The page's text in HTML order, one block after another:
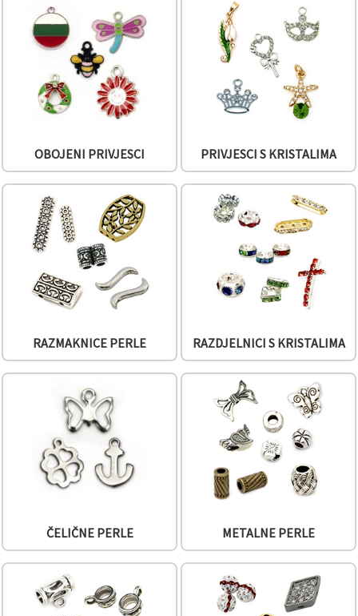
oglase,
uključujući
uz pomoć
analitiku i
marketing.
naznačiti
preferencije
odabirom
određene
"Spremi".
Postavke
OBOJENI PRIVJESCI PRIVJESCI S KRISTALIMA
RAZMAKNICE PERLE RAZDJELNICI S KRISTALIMA
ČELIČNE PERLE METALNE PERLE